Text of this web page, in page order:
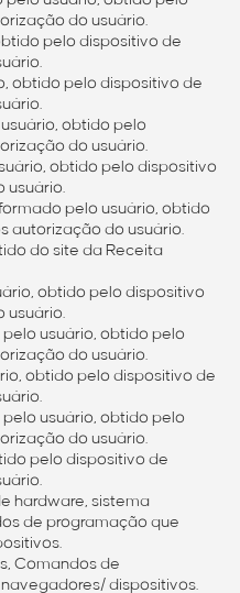
do usuário.
pelo dispositivo de
obtido pelo dispositivo de
obtido pelo
do usuário.
obtido pelo dispositivo
usuário.
pelo usuário, obtido
autorização do usuário.
do site da Receita
obtido pelo dispositivo
usuário.
usuário, obtido pelo
do usuário.
obtido pelo dispositivo de
usuário, obtido pelo
do usuário.
pelo dispositivo de
hardware, sistema
de programação que
Comandos de
dispositivos.